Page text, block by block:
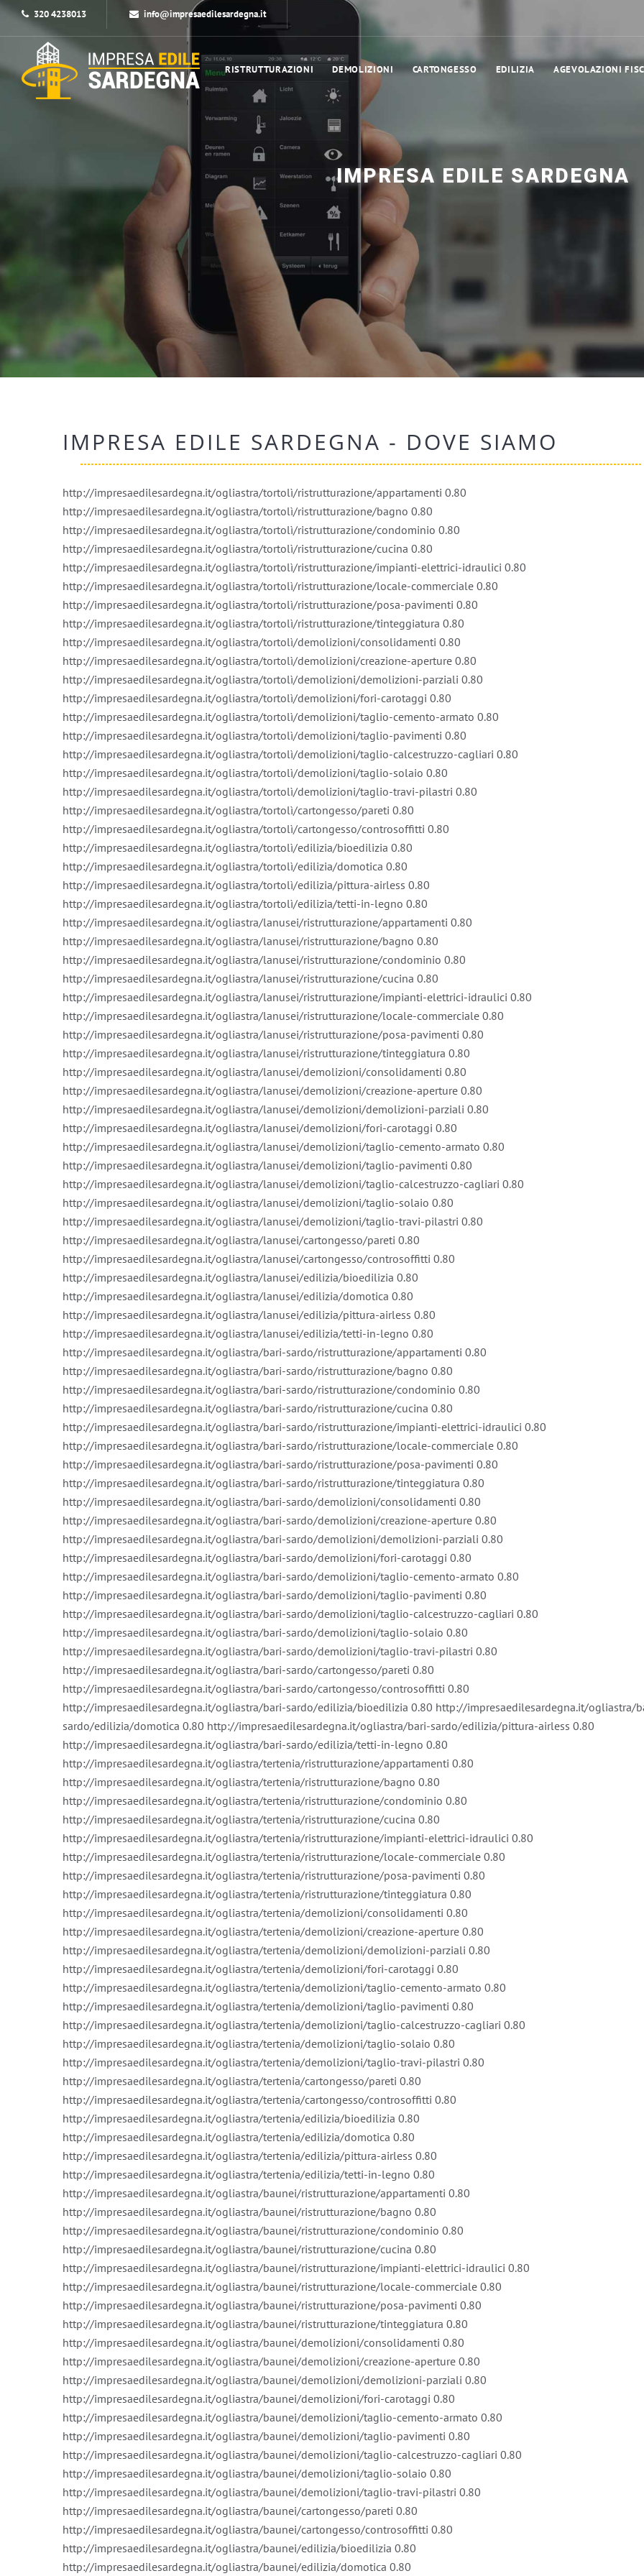
320 4238013 info@impresaedilesardegna.it
RISTRUTTURAZIONI DEMOLIZIONI CARTONGESSO EDILIZIA AGEVOLAZIONI
IMPRESA EDILE SARDEGNA
IMPRESA EDILE SARDEGNA - DOVE SIAMO
http://impresaedilesardegna.it/ogliastra/tortolì/ristrutturazione/appartamenti 0.80
http://impresaedilesardegna.it/ogliastra/tortolì/ristrutturazione/bagno 0.80
http://impresaedilesardegna.it/ogliastra/tortolì/ristrutturazione/condominio 0.80
http://impresaedilesardegna.it/ogliastra/tortolì/ristrutturazione/cucina 0.80
http://impresaedilesardegna.it/ogliastra/tortolì/ristrutturazione/impianti-elettrici-idraulici 0.80
http://impresaedilesardegna.it/ogliastra/tortolì/ristrutturazione/locale-commerciale 0.80
http://impresaedilesardegna.it/ogliastra/tortolì/ristrutturazione/posa-pavimenti 0.80
http://impresaedilesardegna.it/ogliastra/tortolì/ristrutturazione/tinteggiatura 0.80
http://impresaedilesardegna.it/ogliastra/tortolì/demolizioni/consolidamenti 0.80
http://impresaedilesardegna.it/ogliastra/tortolì/demolizioni/creazione-aperture 0.80
http://impresaedilesardegna.it/ogliastra/tortolì/demolizioni/demolizioni-parziali 0.80
http://impresaedilesardegna.it/ogliastra/tortolì/demolizioni/fori-carotaggi 0.80
http://impresaedilesardegna.it/ogliastra/tortolì/demolizioni/taglio-cemento-armato 0.80
http://impresaedilesardegna.it/ogliastra/tortolì/demolizioni/taglio-pavimenti 0.80
http://impresaedilesardegna.it/ogliastra/tortolì/demolizioni/taglio-calcestruzzo-cagliari 0.80
http://impresaedilesardegna.it/ogliastra/tortolì/demolizioni/taglio-solaio 0.80
http://impresaedilesardegna.it/ogliastra/tortolì/demolizioni/taglio-travi-pilastri 0.80
http://impresaedilesardegna.it/ogliastra/tortolì/cartongesso/pareti 0.80
http://impresaedilesardegna.it/ogliastra/tortolì/cartongesso/controsoffitti 0.80
http://impresaedilesardegna.it/ogliastra/tortolì/edilizia/bioedilizia 0.80
http://impresaedilesardegna.it/ogliastra/tortolì/edilizia/domotica 0.80
http://impresaedilesardegna.it/ogliastra/tortolì/edilizia/pittura-airless 0.80
http://impresaedilesardegna.it/ogliastra/tortolì/edilizia/tetti-in-legno 0.80
http://impresaedilesardegna.it/ogliastra/lanusei/ristrutturazione/appartamenti 0.80
http://impresaedilesardegna.it/ogliastra/lanusei/ristrutturazione/bagno 0.80
http://impresaedilesardegna.it/ogliastra/lanusei/ristrutturazione/condominio 0.80
http://impresaedilesardegna.it/ogliastra/lanusei/ristrutturazione/cucina 0.80
http://impresaedilesardegna.it/ogliastra/lanusei/ristrutturazione/impianti-elettrici-idraulici 0.80
http://impresaedilesardegna.it/ogliastra/lanusei/ristrutturazione/locale-commerciale 0.80
http://impresaedilesardegna.it/ogliastra/lanusei/ristrutturazione/posa-pavimenti 0.80
http://impresaedilesardegna.it/ogliastra/lanusei/ristrutturazione/tinteggiatura 0.80
http://impresaedilesardegna.it/ogliastra/lanusei/demolizioni/consolidamenti 0.80
http://impresaedilesardegna.it/ogliastra/lanusei/demolizioni/creazione-aperture 0.80
http://impresaedilesardegna.it/ogliastra/lanusei/demolizioni/demolizioni-parziali 0.80
http://impresaedilesardegna.it/ogliastra/lanusei/demolizioni/fori-carotaggi 0.80
http://impresaedilesardegna.it/ogliastra/lanusei/demolizioni/taglio-cemento-armato 0.80
http://impresaedilesardegna.it/ogliastra/lanusei/demolizioni/taglio-pavimenti 0.80
http://impresaedilesardegna.it/ogliastra/lanusei/demolizioni/taglio-calcestruzzo-cagliari 0.80
http://impresaedilesardegna.it/ogliastra/lanusei/demolizioni/taglio-solaio 0.80
http://impresaedilesardegna.it/ogliastra/lanusei/demolizioni/taglio-travi-pilastri 0.80
http://impresaedilesardegna.it/ogliastra/lanusei/cartongesso/pareti 0.80
http://impresaedilesardegna.it/ogliastra/lanusei/cartongesso/controsoffitti 0.80
http://impresaedilesardegna.it/ogliastra/lanusei/edilizia/bioedilizia 0.80
http://impresaedilesardegna.it/ogliastra/lanusei/edilizia/domotica 0.80
http://impresaedilesardegna.it/ogliastra/lanusei/edilizia/pittura-airless 0.80
http://impresaedilesardegna.it/ogliastra/lanusei/edilizia/tetti-in-legno 0.80
http://impresaedilesardegna.it/ogliastra/bari-sardo/ristrutturazione/appartamenti 0.80
http://impresaedilesardegna.it/ogliastra/bari-sardo/ristrutturazione/bagno 0.80
http://impresaedilesardegna.it/ogliastra/bari-sardo/ristrutturazione/condominio 0.80
http://impresaedilesardegna.it/ogliastra/bari-sardo/ristrutturazione/cucina 0.80
http://impresaedilesardegna.it/ogliastra/bari-sardo/ristrutturazione/impianti-elettrici-idraulici 0.80
http://impresaedilesardegna.it/ogliastra/bari-sardo/ristrutturazione/locale-commerciale 0.80
http://impresaedilesardegna.it/ogliastra/bari-sardo/ristrutturazione/posa-pavimenti 0.80
http://impresaedilesardegna.it/ogliastra/bari-sardo/ristrutturazione/tinteggiatura 0.80
http://impresaedilesardegna.it/ogliastra/bari-sardo/demolizioni/consolidamenti 0.80
http://impresaedilesardegna.it/ogliastra/bari-sardo/demolizioni/creazione-aperture 0.80
http://impresaedilesardegna.it/ogliastra/bari-sardo/demolizioni/demolizioni-parziali 0.80
http://impresaedilesardegna.it/ogliastra/bari-sardo/demolizioni/fori-carotaggi 0.80
http://impresaedilesardegna.it/ogliastra/bari-sardo/demolizioni/taglio-cemento-armato 0.80
http://impresaedilesardegna.it/ogliastra/bari-sardo/demolizioni/taglio-pavimenti 0.80
http://impresaedilesardegna.it/ogliastra/bari-sardo/demolizioni/taglio-calcestruzzo-cagliari 0.80
http://impresaedilesardegna.it/ogliastra/bari-sardo/demolizioni/taglio-solaio 0.80
http://impresaedilesardegna.it/ogliastra/bari-sardo/demolizioni/taglio-travi-pilastri 0.80
http://impresaedilesardegna.it/ogliastra/bari-sardo/cartongesso/pareti 0.80
http://impresaedilesardegna.it/ogliastra/bari-sardo/cartongesso/controsoffitti 0.80
http://impresaedilesardegna.it/ogliastra/bari-sardo/edilizia/bioedilizia 0.80 http://impresaedilesardegna.it/ogliastra/
sardo/edilizia/domotica 0.80 http://impresaedilesardegna.it/ogliastra/bari-sardo/edilizia/pittura-airless 0.80
http://impresaedilesardegna.it/ogliastra/bari-sardo/edilizia/tetti-in-legno 0.80
http://impresaedilesardegna.it/ogliastra/tertenia/ristrutturazione/appartamenti 0.80
http://impresaedilesardegna.it/ogliastra/tertenia/ristrutturazione/bagno 0.80
http://impresaedilesardegna.it/ogliastra/tertenia/ristrutturazione/condominio 0.80
http://impresaedilesardegna.it/ogliastra/tertenia/ristrutturazione/cucina 0.80
http://impresaedilesardegna.it/ogliastra/tertenia/ristrutturazione/impianti-elettrici-idraulici 0.80
http://impresaedilesardegna.it/ogliastra/tertenia/ristrutturazione/locale-commerciale 0.80
http://impresaedilesardegna.it/ogliastra/tertenia/ristrutturazione/posa-pavimenti 0.80
http://impresaedilesardegna.it/ogliastra/tertenia/ristrutturazione/tinteggiatura 0.80
http://impresaedilesardegna.it/ogliastra/tertenia/demolizioni/consolidamenti 0.80
http://impresaedilesardegna.it/ogliastra/tertenia/demolizioni/creazione-aperture 0.80
http://impresaedilesardegna.it/ogliastra/tertenia/demolizioni/demolizioni-parziali 0.80
http://impresaedilesardegna.it/ogliastra/tertenia/demolizioni/fori-carotaggi 0.80
http://impresaedilesardegna.it/ogliastra/tertenia/demolizioni/taglio-cemento-armato 0.80
http://impresaedilesardegna.it/ogliastra/tertenia/demolizioni/taglio-pavimenti 0.80
http://impresaedilesardegna.it/ogliastra/tertenia/demolizioni/taglio-calcestruzzo-cagliari 0.80
http://impresaedilesardegna.it/ogliastra/tertenia/demolizioni/taglio-solaio 0.80
http://impresaedilesardegna.it/ogliastra/tertenia/demolizioni/taglio-travi-pilastri 0.80
http://impresaedilesardegna.it/ogliastra/tertenia/cartongesso/pareti 0.80
http://impresaedilesardegna.it/ogliastra/tertenia/cartongesso/controsoffitti 0.80
http://impresaedilesardegna.it/ogliastra/tertenia/edilizia/bioedilizia 0.80
http://impresaedilesardegna.it/ogliastra/tertenia/edilizia/domotica 0.80
http://impresaedilesardegna.it/ogliastra/tertenia/edilizia/pittura-airless 0.80
http://impresaedilesardegna.it/ogliastra/tertenia/edilizia/tetti-in-legno 0.80
http://impresaedilesardegna.it/ogliastra/baunei/ristrutturazione/appartamenti 0.80
http://impresaedilesardegna.it/ogliastra/baunei/ristrutturazione/bagno 0.80
http://impresaedilesardegna.it/ogliastra/baunei/ristrutturazione/condominio 0.80
http://impresaedilesardegna.it/ogliastra/baunei/ristrutturazione/cucina 0.80
http://impresaedilesardegna.it/ogliastra/baunei/ristrutturazione/impianti-elettrici-idraulici 0.80
http://impresaedilesardegna.it/ogliastra/baunei/ristrutturazione/locale-commerciale 0.80
http://impresaedilesardegna.it/ogliastra/baunei/ristrutturazione/posa-pavimenti 0.80
http://impresaedilesardegna.it/ogliastra/baunei/ristrutturazione/tinteggiatura 0.80
http://impresaedilesardegna.it/ogliastra/baunei/demolizioni/consolidamenti 0.80
http://impresaedilesardegna.it/ogliastra/baunei/demolizioni/creazione-aperture 0.80
http://impresaedilesardegna.it/ogliastra/baunei/demolizioni/demolizioni-parziali 0.80
http://impresaedilesardegna.it/ogliastra/baunei/demolizioni/fori-carotaggi 0.80
http://impresaedilesardegna.it/ogliastra/baunei/demolizioni/taglio-cemento-armato 0.80
http://impresaedilesardegna.it/ogliastra/baunei/demolizioni/taglio-pavimenti 0.80
http://impresaedilesardegna.it/ogliastra/baunei/demolizioni/taglio-calcestruzzo-cagliari 0.80
http://impresaedilesardegna.it/ogliastra/baunei/demolizioni/taglio-solaio 0.80
http://impresaedilesardegna.it/ogliastra/baunei/demolizioni/taglio-travi-pilastri 0.80
http://impresaedilesardegna.it/ogliastra/baunei/cartongesso/pareti 0.80
http://impresaedilesardegna.it/ogliastra/baunei/cartongesso/controsoffitti 0.80
http://impresaedilesardegna.it/ogliastra/baunei/edilizia/bioedilizia 0.80
http://impresaedilesardegna.it/ogliastra/baunei/edilizia/domotica 0.80